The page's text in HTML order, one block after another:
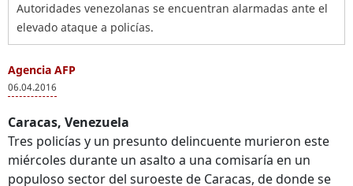
Autoridades venezolanas se encuentran alarmadas ante el
elevado ataque a policías.
Agencia AFP
06.04.2016
Caracas, Venezuela
Tres policías y un presunto delincuente murieron este
miércoles durante un asalto a una comisaría en un
populoso sector del suroeste de Caracas, de donde se